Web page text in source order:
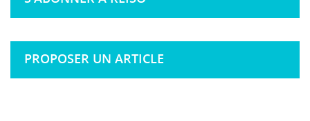
PROPOSER UN ARTICLE